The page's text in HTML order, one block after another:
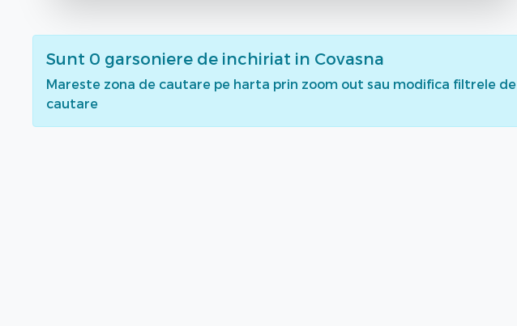
Sunt 0 garsoniere de inchiriat in Covasna
Mareste zona de cautare pe harta prin zoom out sau modifica filtrele de
cautare